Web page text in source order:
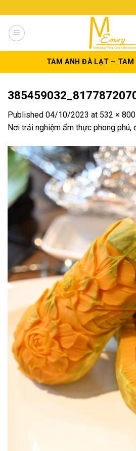
to
content
TAM ANH ĐÀ LẠT – TAM
Published 04/10/2023 at 532 × 800
Nơi trải nghiệm ẩm thực phong phú,